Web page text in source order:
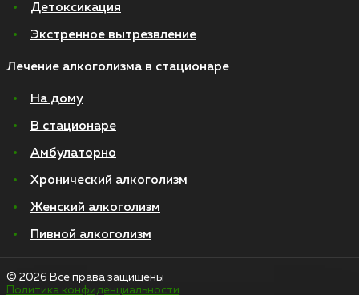
Детоксикация
Экстренное вытрезвление
Лечение алкоголизма в стационаре
На дому
В стационаре
Амбулаторно
Хронический алкоголизм
Женский алкоголизм
Пивной алкоголизм
© 2026 Все права защищены
Политика конфиденциальности